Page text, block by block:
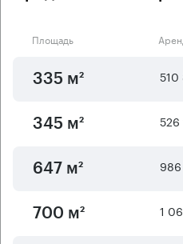
Площадь
335 м²
345 м² 526
647 м²
700 м² 1